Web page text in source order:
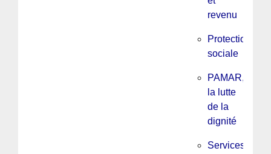
revenu
Protection
sociale
PAMAR,
la lutte
de la
dignité
Services